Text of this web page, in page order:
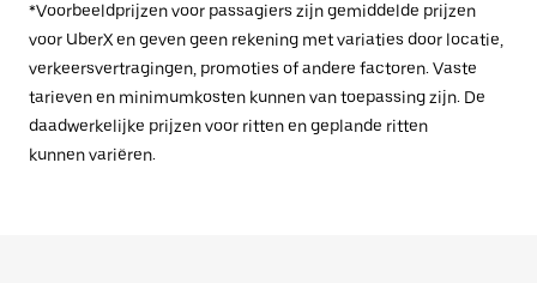
*Voorbeeldprijzen voor passagiers zijn gemiddelde prijzen
voor UberX en geven geen rekening met variaties door locatie,
verkeersvertragingen, promoties of andere factoren. Vaste
tarieven en minimumkosten kunnen van toepassing zijn. De
daadwerkelijke prijzen voor ritten en geplande ritten
kunnen variëren.